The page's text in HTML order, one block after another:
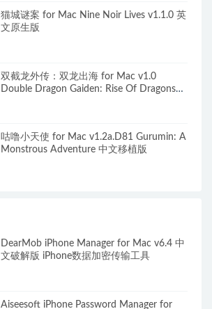
猫城谜案 for Mac Nine Noir Lives v1.1.0 英
文原生版
双截龙外传：双龙出海 for Mac v1.0
Double Dragon Gaiden: Rise Of Dragons
咕噜小天使 for Mac v1.2a.D81 Gurumin: A
Monstrous Adventure 中文移植版
DearMob iPhone Manager for Mac v6.4 中
文破解版 iPhone数据加密传输工具
Aiseesoft iPhone Password Manager for